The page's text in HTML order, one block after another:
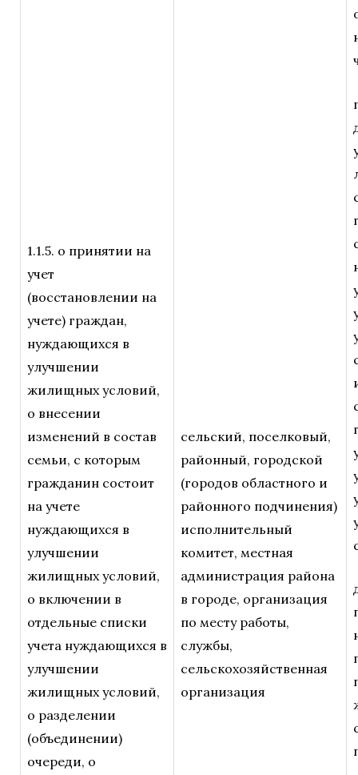
1.1.5. о принятии на
учет
(восстановлении на
учете) граждан,
нуждающихся в
улучшении
жилищных условий,
о внесении
изменений в состав
семьи, с которым
гражданин состоит
на учете
нуждающихся в
улучшении
жилищных условий,
о включении в
отдельные списки
учета нуждающихся в
улучшении
жилищных условий,
о разделении
(объединении)
очереди, о
сельский, поселковый,
районный, городской
(городов областного и
районного подчинения)
исполнительный
комитет, местная
администрация района
в городе, организация
по месту работы,
службы,
сельскохозяйственная
организация